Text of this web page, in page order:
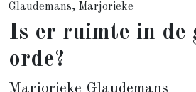
Glaudemans, Marjorieke
Is er ruimte in de
orde?
Marjorieke Glaudemans